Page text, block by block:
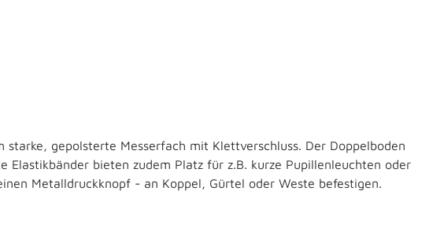
gepolsterte Messerfach mit Klettverschluss. Der Doppelboden
bieten zudem Platz für z.B. kurze Pupillenleuchten oder
Metalldruckknopf - an Koppel, Gürtel oder Weste befestigen.